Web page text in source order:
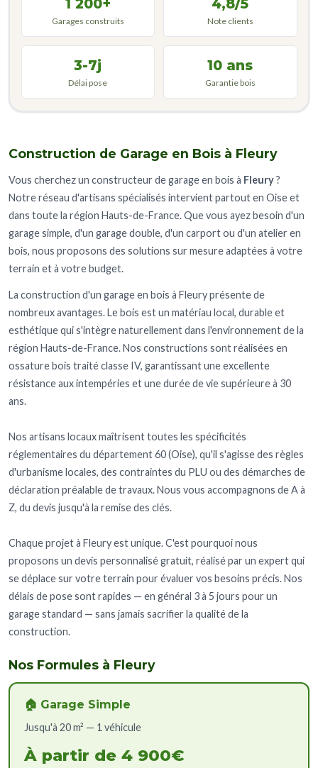
Construction de Garage en Bois à Fleury
Vous cherchez un constructeur de garage en bois à Fleury?
Notre réseau d'artisans spécialisés intervient partout en Oise et
dans toute la région Hauts-de-France. Que vous ayez besoin d'un
garage simple, d'un garage double, d'un carport ou d'un atelier en
bois, nous proposons des solutions sur mesure adaptées à votre
terrain et à votre budget.
La construction d'un garage en bois à Fleury présente de
nombreux avantages. Le bois est un matériau local, durable et
esthétique qui s'intègre naturellement dans l'environnement de la
région Hauts-de-France. Nos constructions sont réalisées en
ossature bois traité classe IV, garantissant une excellente
résistance aux intempéries et une durée de vie supérieure à 30
ans.
Nos artisans locaux maîtrisent toutes les spécificités
réglementaires du département 60 (Oise), qu'il s'agisse des règles
d'urbanisme locales, des contraintes du PLU ou des démarches de
déclaration préalable de travaux. Nous vous accompagnons de A à
Z, du devis jusqu'à la remise des clés.
Chaque projet à Fleury est unique. C'est pourquoi nous
proposons un devis personnalisé gratuit, réalisé par un expert qui
se déplace sur votre terrain pour évaluer vos besoins précis. Nos
délais de pose sont rapides — en général 3 à 5 jours pour un
garage standard — sans jamais sacrifier la qualité de la
construction.
Nos Formules à Fleury
🏠 Garage Simple
Jusqu'à 20 m² — 1 véhicule
À partir de 4 900€
Garages construits Note clients
3-7j
Délai pose
10 ans
Garantie bois